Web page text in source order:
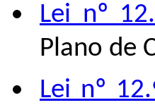
Lei nº
Plano de
Lei nº